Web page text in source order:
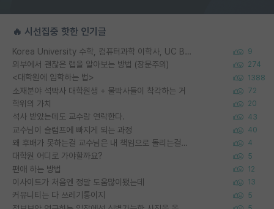
🔥 시선집중 핫한 인기글
Korea University 수학, 컴퓨터과학 이학사, UC Berkeley 산업공학 대학원 공학박사가 되는 것은 쉽지 않겠죠? 9
외부에서 괜찮은 랩을 알아보는 방법 (장문주의) 274
<대학원에 입학하는 법> 1388
소재분야 석박사 대학원생 + 물박사들이 착각하는 거 72
학위의 가치 20
석사 받았는데도 교수랑 연락한다. 43
교수님이 슬럼프에 빠지게 되는 과정 40
왜 후배가 못하는걸 교수님은 내 책임으로 돌리는걸까요? 4
대학원 어디로 가야할까요? 5
편애 하는 방법 12
이사이트가 처음엔 정말 도움많이됐는데 13
커뮤니티는 다 쓰레기통이지 5